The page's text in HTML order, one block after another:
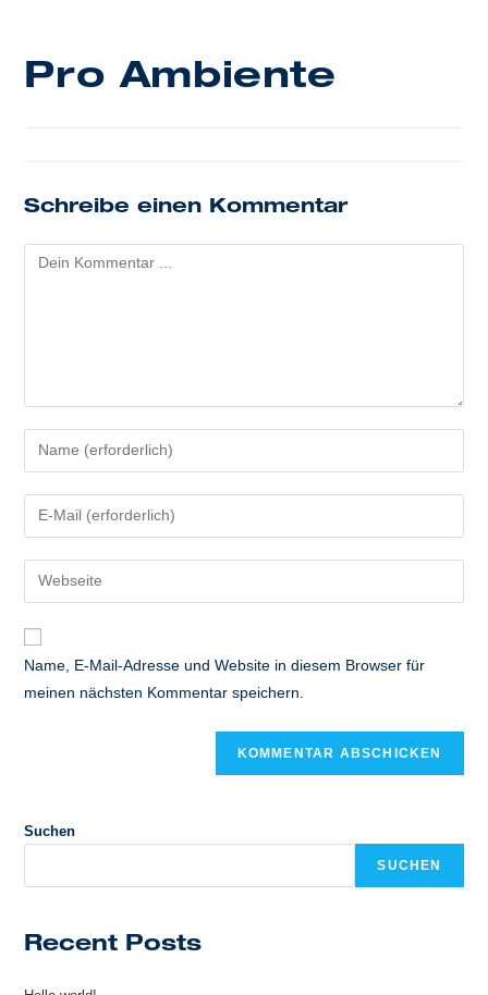
Pro Ambiente
Schreibe einen Kommentar
Kommentieren
Gib
deinen
Namen
oder
zum
Kommentieren
ein
Gib
deine
E-
Mail-
zum
Kommentieren
ein
Gib
deine
Website-
Name, E-Mail-Adresse und Website in diesem Browser für
meinen nächsten Kommentar speichern.
Suchen
SUCHEN
Recent Posts